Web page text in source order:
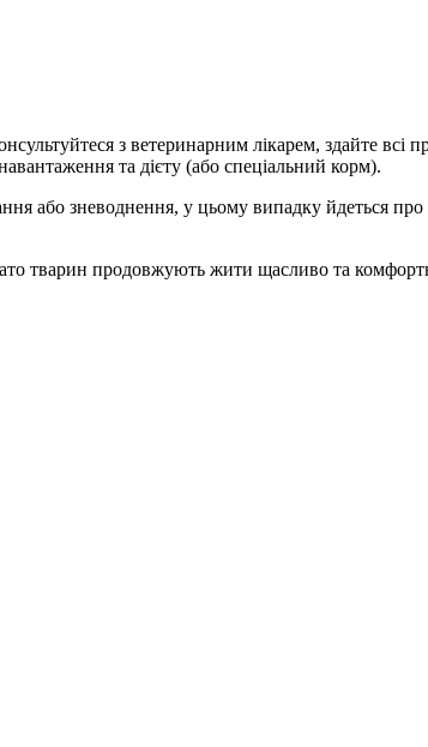
з ветеринарним лікарем, здайте всі
та дієту (або спеціальний корм).
або зневоднення, у цьому випадку йдеться
тварин продовжують жити щасливо та